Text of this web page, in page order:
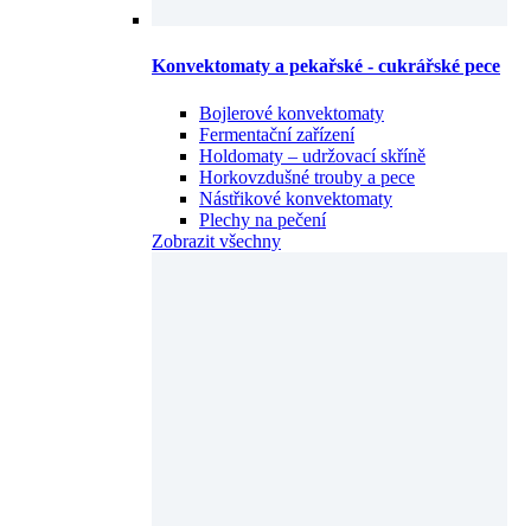
Konvektomaty a pekařské - cukrářské pece
Bojlerové konvektomaty
Fermentační zařízení
Holdomaty – udržovací skříně
Horkovzdušné trouby a pece
Nástřikové konvektomaty
Plechy na pečení
Zobrazit všechny